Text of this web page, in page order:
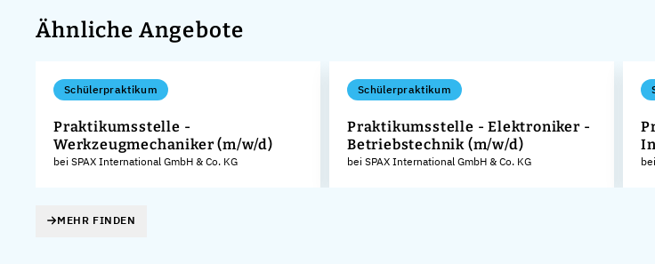
Ähnliche Angebote
Schülerpraktikum
Praktikumsstelle -
Werkzeugmechaniker (m/w/d)
bei SPAX International GmbH & Co. KG
Schülerpraktikum
Praktikumsstelle - Elektroniker -
Betriebstechnik (m/w/d)
bei SPAX International GmbH & Co. KG
MEHR FINDEN